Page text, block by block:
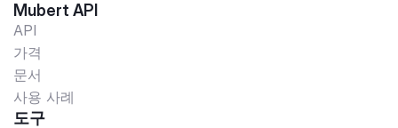
Mubert API
API
가격
문서
사용 사례
도구